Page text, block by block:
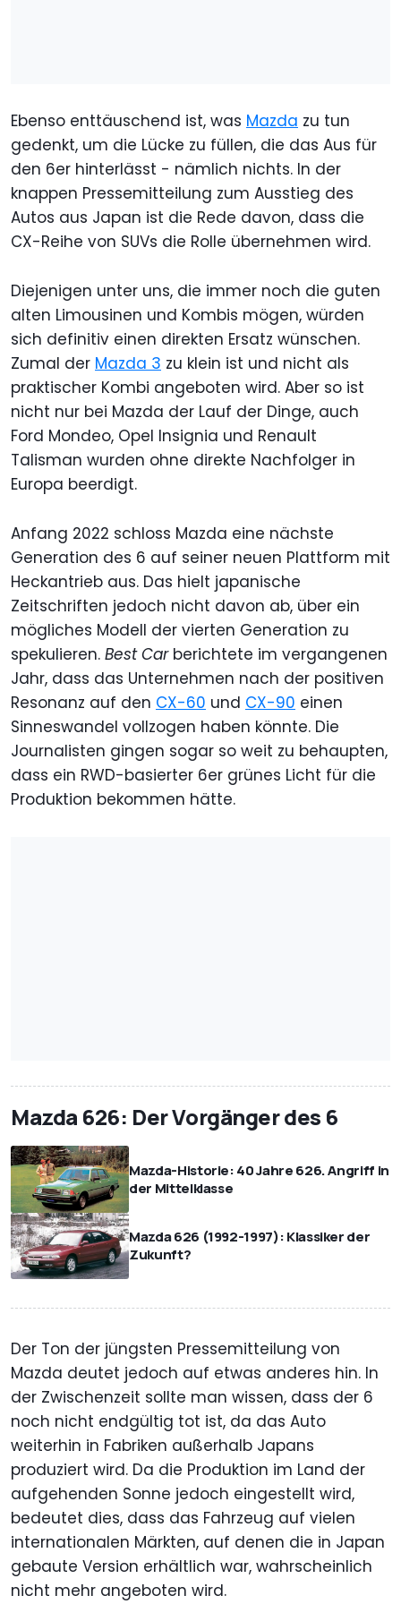
Ebenso enttäuschend ist, was Mazda zu tun
gedenkt, um die Lücke zu füllen, die das Aus für
den 6er hinterlässt - nämlich nichts. In der
knappen Pressemitteilung zum Ausstieg des
Autos aus Japan ist die Rede davon, dass die
CX-Reihe von SUVs die Rolle übernehmen wird.
Diejenigen unter uns, die immer noch die guten
alten Limousinen und Kombis mögen, würden
sich definitiv einen direkten Ersatz wünschen.
Zumal der Mazda 3 zu klein ist und nicht als
praktischer Kombi angeboten wird. Aber so ist
nicht nur bei Mazda der Lauf der Dinge, auch
Ford Mondeo, Opel Insignia und Renault
Talisman wurden ohne direkte Nachfolger in
Europa beerdigt.
Anfang 2022 schloss Mazda eine nächste
Generation des 6 auf seiner neuen Plattform mit
Heckantrieb aus. Das hielt japanische
Zeitschriften jedoch nicht davon ab, über ein
mögliches Modell der vierten Generation zu
spekulieren. Best Carberichtete im vergangenen
Jahr, dass das Unternehmen nach der positiven
Resonanz auf den CX-60 und CX-90 einen
Sinneswandel vollzogen haben könnte. Die
Journalisten gingen sogar so weit zu behaupten,
dass ein RWD-basierter 6er grünes Licht für die
Produktion bekommen hätte.
Mazda 626: Der Vorgänger des 6
Mazda-Historie: 40 Jahre 626. Angriff in
der Mittelklasse
Mazda 626 (1992-1997): Klassiker der
Zukunft?
Der Ton der jüngsten Pressemitteilung von
Mazda deutet jedoch auf etwas anderes hin. In
der Zwischenzeit sollte man wissen, dass der 6
noch nicht endgültig tot ist, da das Auto
weiterhin in Fabriken außerhalb Japans
produziert wird. Da die Produktion im Land der
aufgehenden Sonne jedoch eingestellt wird,
bedeutet dies, dass das Fahrzeug auf vielen
internationalen Märkten, auf denen die in Japan
gebaute Version erhältlich war, wahrscheinlich
nicht mehr angeboten wird.